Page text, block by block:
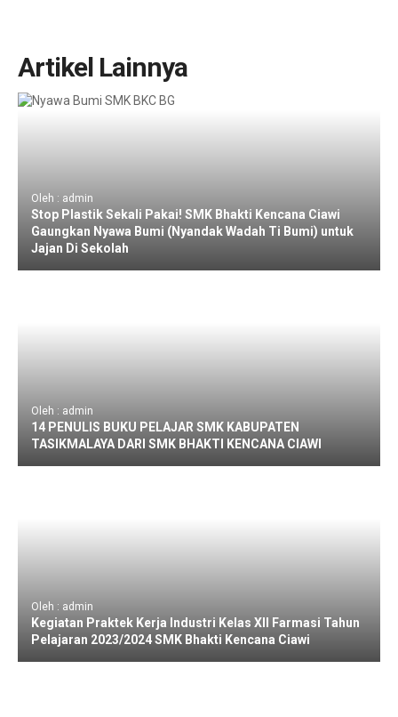
Artikel Lainnya
Oleh : admin
Stop Plastik Sekali Pakai! SMK Bhakti Kencana Ciawi
Gaungkan Nyawa Bumi (Nyandak Wadah Ti Bumi) untuk
Jajan Di Sekolah
Oleh : admin
14 PENULIS BUKU PELAJAR SMK KABUPATEN
TASIKMALAYA DARI SMK BHAKTI KENCANA CIAWI
Oleh : admin
Kegiatan Praktek Kerja Industri Kelas XII Farmasi Tahun
Pelajaran 2023/2024 SMK Bhakti Kencana Ciawi